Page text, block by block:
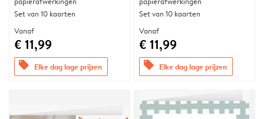
Set van 10 kaarten
Vanaf
€ 11,99
offers Elke dag lage prijzen
Set van 10 kaarten
Vanaf
€ 11,99
offers Elke dag lage prijzen